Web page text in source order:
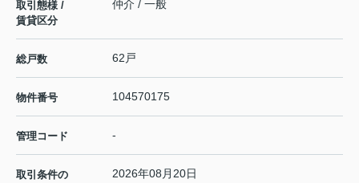
取引態様 /
賃貸区分
仲介 / 一般
総戸数 62戸
物件番号 104570175
管理コード -
取引条件の
2026年08月20日